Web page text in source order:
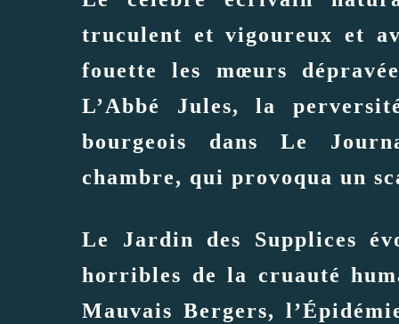
truculent et vigoureux et
fouette les mœurs
L’Abbé Jules, la
bourgeois dans Le
chambre, qui provoqua un
Le Jardin des Supplices
horribles de la cruauté
Mauvais Bergers,